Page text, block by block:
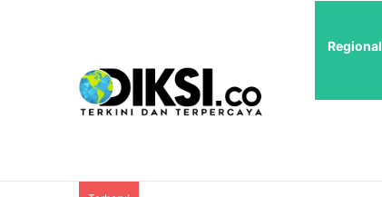
Regional